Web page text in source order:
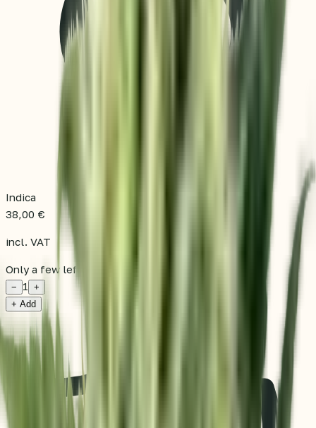
Indica
38,00 €
incl. VAT
Only a few left
− 1 +
+ Add